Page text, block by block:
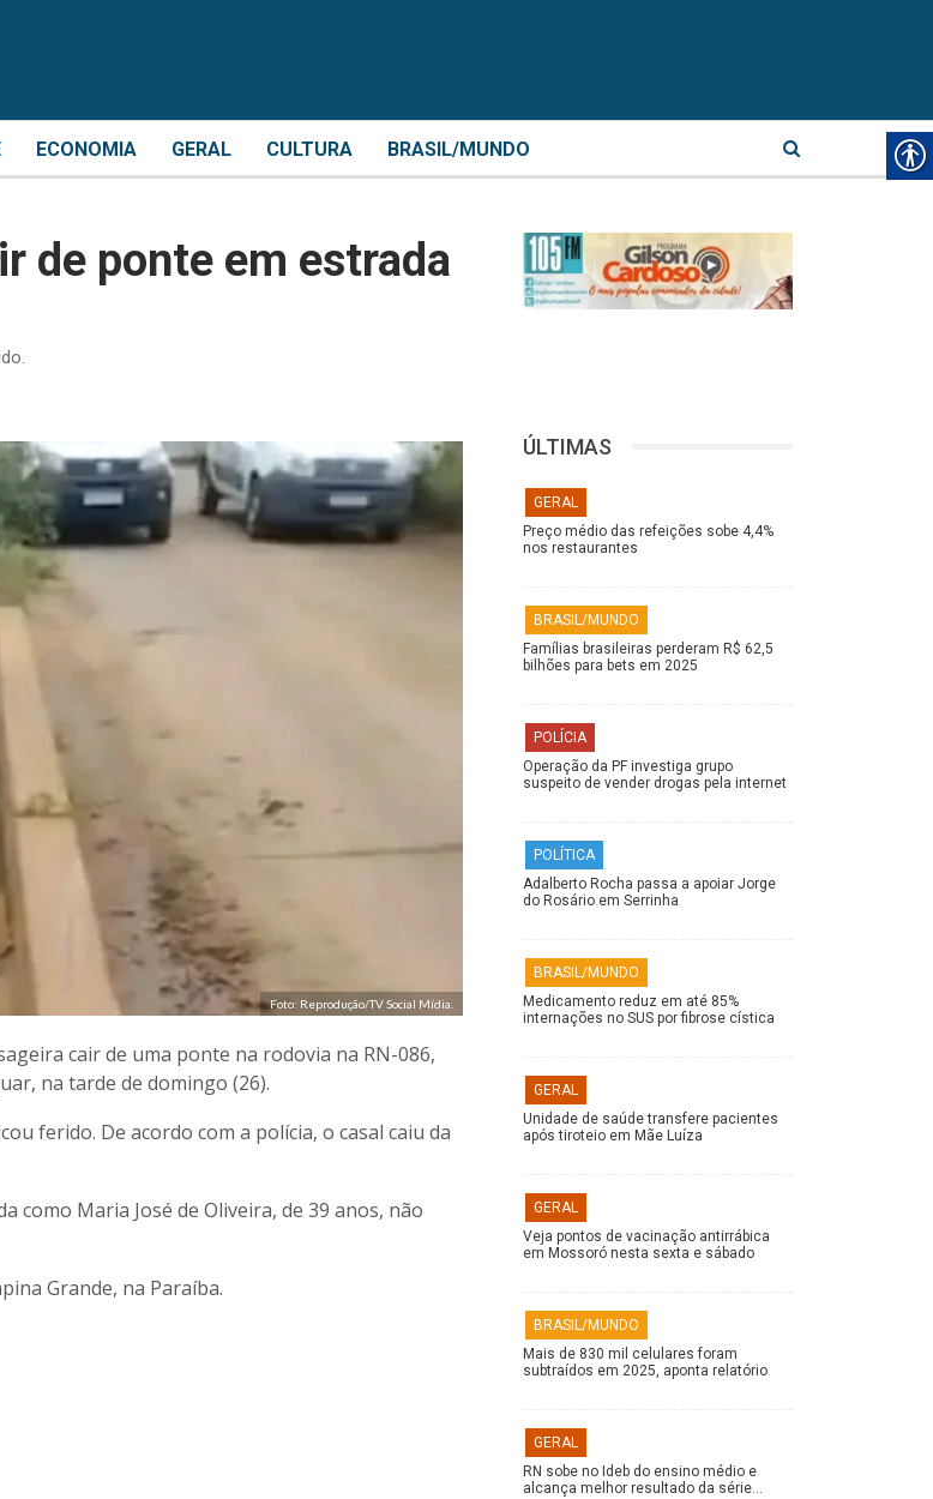
ECONOMIA GERAL CULTURA BRASIL/MUNDO
de ponte em estrada
Foto: Reprodução/TV Social Mídia.
cair de uma ponte na rodovia na RN-086,
na tarde de domingo (26).
ferido. De acordo com a polícia, o casal caiu da
como Maria José de Oliveira, de 39 anos, não
Grande, na Paraíba.
ÚLTIMAS
GERAL
Preço médio das refeições sobe 4,4%
nos restaurantes
BRASIL/MUNDO
Famílias brasileiras perderam R$ 62,5
bilhões para bets em 2025
POLÍCIA
Operação da PF investiga grupo
suspeito de vender drogas pela internet
POLÍTICA
Adalberto Rocha passa a apoiar Jorge
do Rosário em Serrinha
BRASIL/MUNDO
Medicamento reduz em até 85%
internações no SUS por fibrose cística
GERAL
Unidade de saúde transfere pacientes
após tiroteio em Mãe Luíza
GERAL
Veja pontos de vacinação antirrábica
em Mossoró nesta sexta e sábado
BRASIL/MUNDO
Mais de 830 mil celulares foram
subtraídos em 2025, aponta relatório
GERAL
RN sobe no Ideb do ensino médio e
alcança melhor resultado da série…